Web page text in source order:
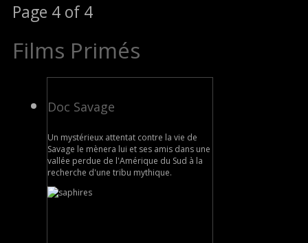
Page 4 of 4
Films Primés
Doc Savage
Un mystérieux attentat contre la vie de
Savage le mènera lui et ses amis dans une
vallée perdue de l'Amérique du Sud à la
recherche d'une tribu mythique.